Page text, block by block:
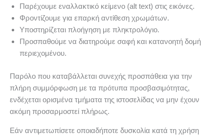
Παρέχουμε εναλλακτικό κείμενο (alt text) στις εικόνες.
Φροντίζουμε για επαρκή αντίθεση χρωμάτων.
Υποστηρίζεται πλοήγηση με πληκτρολόγιο.
Προσπαθούμε να διατηρούμε σαφή και κατανοητή δομή
περιεχομένου.
Παρόλο που καταβάλλεται συνεχής προσπάθεια για την
πλήρη συμμόρφωση με τα πρότυπα προσβασιμότητας,
ενδέχεται ορισμένα τμήματα της ιστοσελίδας να μην έχουν
ακόμη προσαρμοστεί πλήρως.
Εάν αντιμετωπίσετε οποιαδήποτε δυσκολία κατά τη χρήση